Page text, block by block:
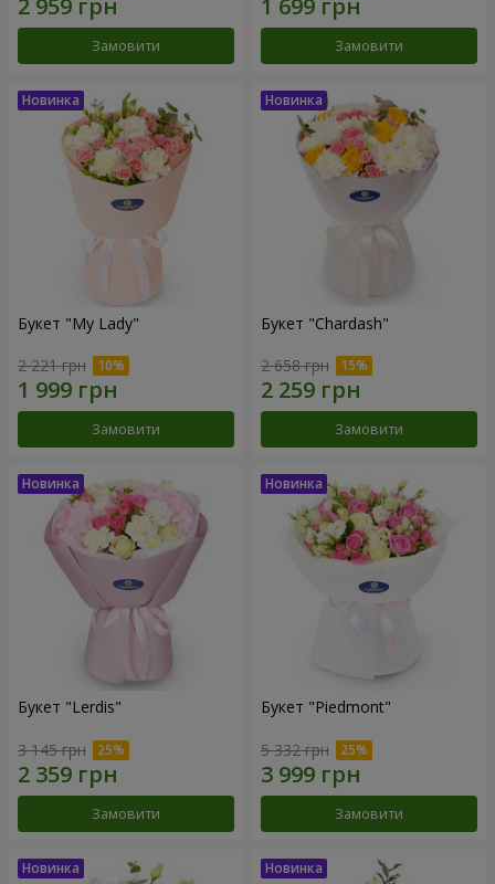
Замовити Замовити
Букет "My Lady"
2 221 грн
Замовити
Букет "Chardash"
2 658 грн
Замовити
Букет "Lerdis"
3 145 грн
Замовити
Букет "Piedmont"
5 332 грн
Замовити